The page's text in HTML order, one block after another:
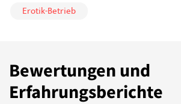
Erotik-Betrieb
Bewertungen und
Erfahrungsberichte